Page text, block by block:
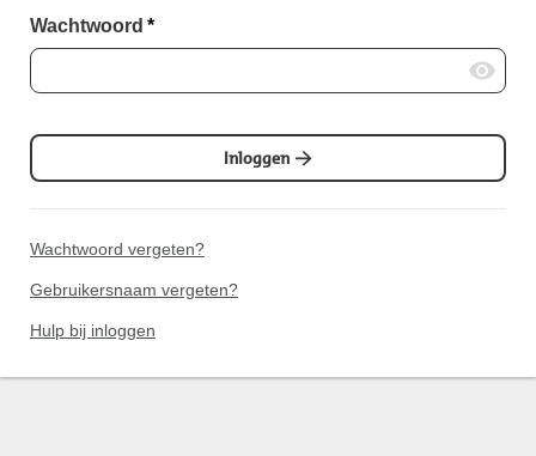
Wachtwoord *
Inloggen
Wachtwoord vergeten?
Gebruikersnaam vergeten?
Hulp bij inloggen